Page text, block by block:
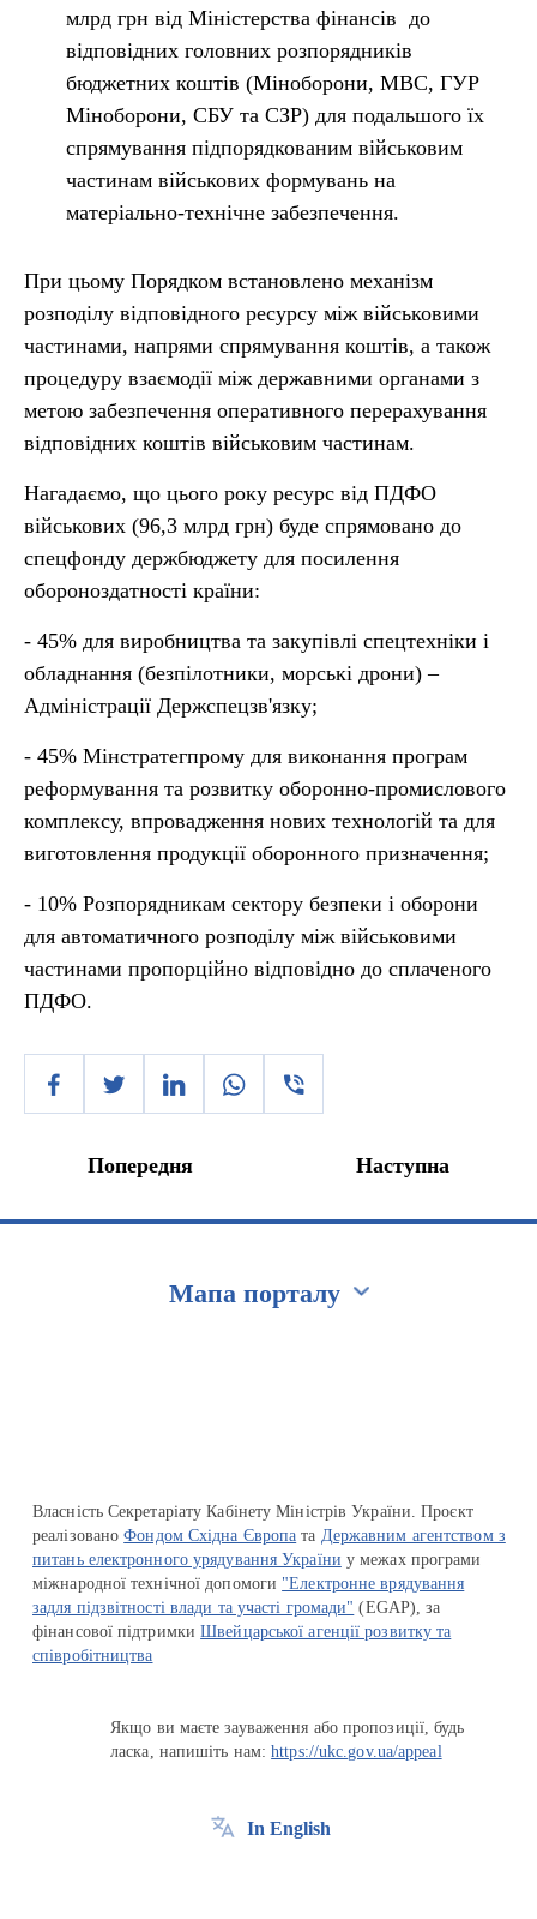
млрд грн від Міністерства фінансів до
відповідних головних розпорядників
бюджетних коштів (Міноборони, МВС, ГУР
Міноборони, СБУ та СЗР) для подальшого їх
спрямування підпорядкованим військовим
частинам військових формувань на
матеріально-технічне забезпечення.
При цьому Порядком встановлено механізм
розподілу відповідного ресурсу між військовими
частинами, напрями спрямування коштів, а також
процедуру взаємодії між державними органами з
метою забезпечення оперативного перерахування
відповідних коштів військовим частинам.
Нагадаємо, що цього року ресурс від ПДФО
військових (96,3 млрд грн) буде спрямовано до
спецфонду держбюджету для посилення
обороноздатності країни:
- 45% для виробництва та закупівлі спецтехніки і
обладнання (безпілотники, морські дрони) –
Адміністрації Держспецзв'язку;
- 45% Мінстратегпрому для виконання програм
реформування та розвитку оборонно-промислового
комплексу, впровадження нових технологій та для
виготовлення продукції оборонного призначення;
- 10% Розпорядникам сектору безпеки і оборони
для автоматичного розподілу між військовими
частинами пропорційно відповідно до сплаченого
ПДФО.
Попередня Наступна
Мапа порталу
Власність Секретаріату Кабінету Міністрів України. Проєкт
реалізованоФондом Східна Європа та Державним агентством з
питань електронного урядування України у межах програми
міжнародної технічної допомоги "Електронне врядування
задля підзвітності влади та участі громади" (EGAP), за
фінансової підтримкиШвейцарської агенції розвитку та
співробітництва
Якщо ви маєте зауваження або пропозиції, будь
ласка, напишіть нам:https://ukc.gov.ua/appeal
In English